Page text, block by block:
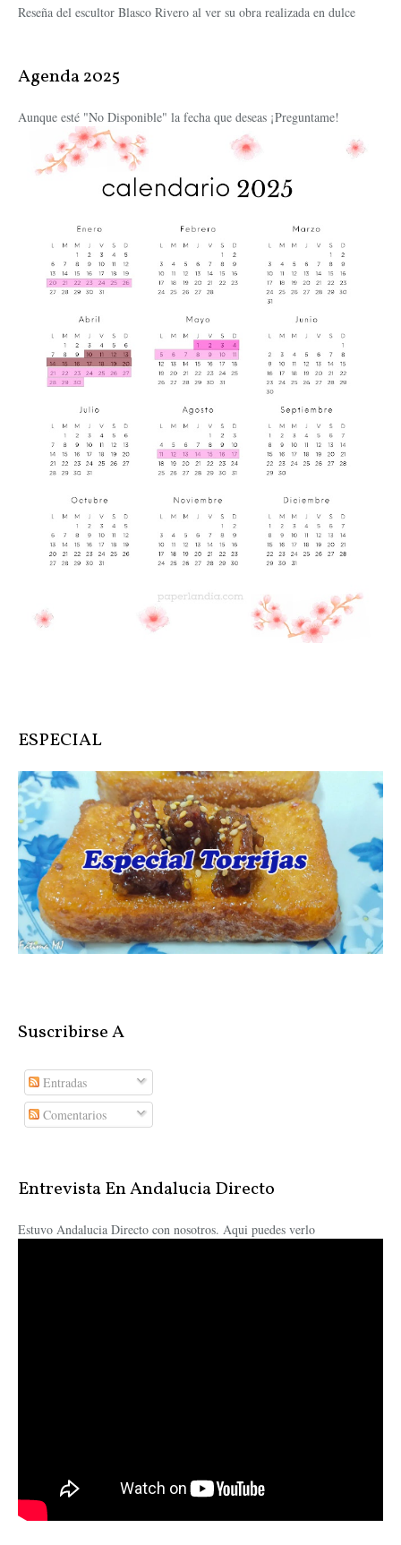
Reseña del escultor Blasco Rivero al ver su obra realizada en dulce
Agenda 2025
Aunque esté "No Disponible" la fecha que deseas ¡Preguntame!
ESPECIAL
Suscribirse A
Entradas
Comentarios
Entrevista En Andalucia Directo
Estuvo Andalucia Directo con nosotros. Aqui puedes verlo